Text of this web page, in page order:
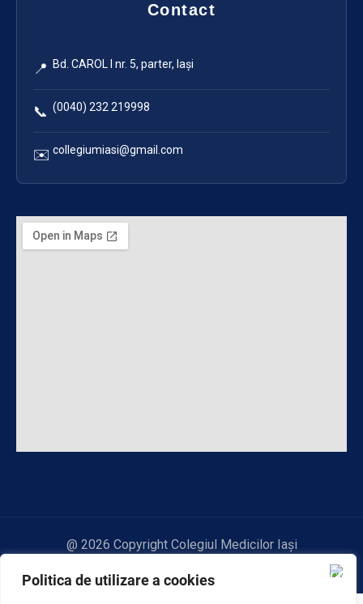
Politica de utilizare a cookies
Contact
📍 Bd. CAROL I nr. 5, parter, Iași
📞 (0040) 232 219998
✉️ collegiumiasi@gmail.com
@ 2026 Copyright Colegiul Medicilor Iași